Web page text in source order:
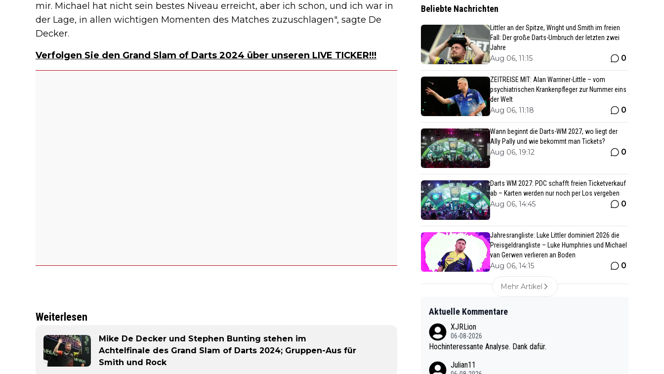
mir. Michael hat nicht sein bestes Niveau erreicht, aber ich schon, und ich war in
der Lage, in allen wichtigen Momenten des Matches zuzuschlagen", sagte De
Decker.
Verfolgen Sie den Grand Slam of Darts 2024 über unseren LIVE TICKER!!!
Weiterlesen
Mike De Decker und Stephen Bunting stehen im
Achtelfinale des Grand Slam of Darts 2024; Gruppen-Aus für
Smith und Rock
Beliebte Nachrichten
Littler an der Spitze, Wright und Smith im freien
Fall: Der große Darts-Umbruch der letzten zwei
Jahre
Aug 06, 11:15 0
ZEITREISE MIT: Alan Warriner-Little – vom
psychiatrischen Krankenpfleger zur Nummer eins
der Welt
Aug 06, 11:18 0
Wann beginnt die Darts-WM 2027, wo liegt der
Ally Pally und wie bekommt man Tickets?
Aug 06, 19:12 0
Darts WM 2027: PDC schafft freien Ticketverkauf
ab – Karten werden nur noch per Los vergeben
Aug 06, 14:45 0
Jahresrangliste: Luke Littler dominiert 2026 die
Preisgeldrangliste – Luke Humphries und Michael
van Gerwen verlieren an Boden
Aug 06, 14:15 0
Mehr Artikel
Aktuelle Kommentare
XJRLion
06-08-2026
Hochinteressante Analyse. Dank dafür.
Julian11